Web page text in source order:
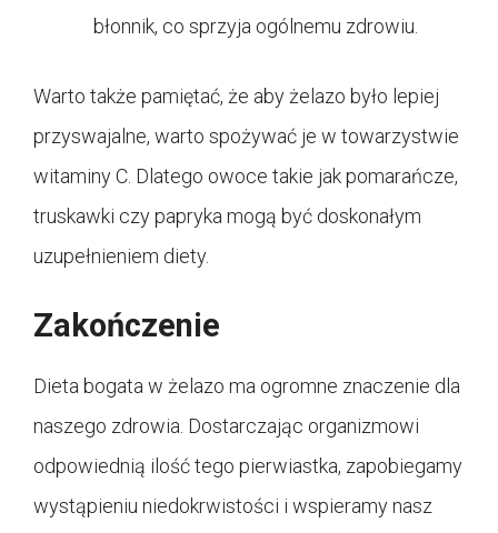
błonnik, co sprzyja ogólnemu zdrowiu.
Warto także pamiętać, że aby żelazo było lepiej
przyswajalne, warto spożywać je w towarzystwie
witaminy C. Dlatego owoce takie jak pomarańcze,
truskawki czy papryka mogą być doskonałym
uzupełnieniem diety.
Zakończenie
Dieta bogata w żelazo ma ogromne znaczenie dla
naszego zdrowia. Dostarczając organizmowi
odpowiednią ilość tego pierwiastka, zapobiegamy
wystąpieniu niedokrwistości i wspieramy nasz